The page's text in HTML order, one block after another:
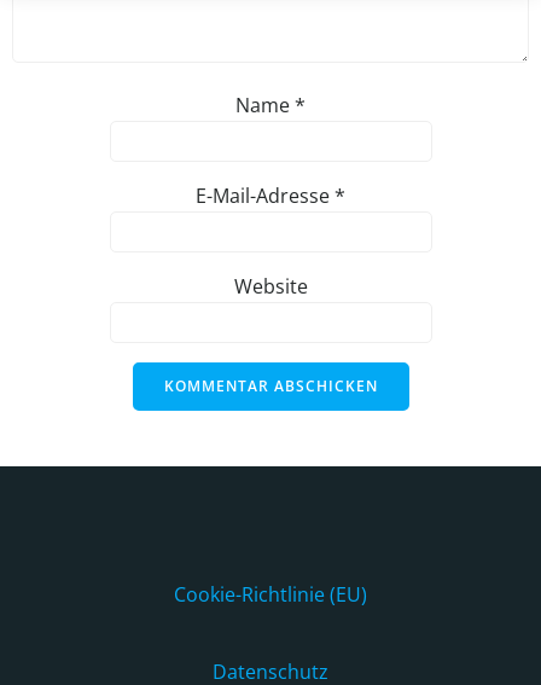
Name*
E-Mail-Adresse*
Website
Cookie-Richtlinie (EU)
Datenschutz